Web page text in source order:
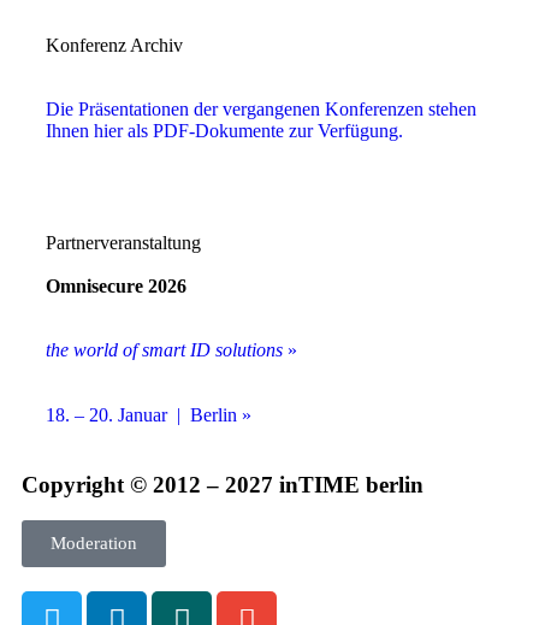
Konferenz Archiv
Die Präsentationen der vergangenen Konferenzen stehen
Ihnen hier als PDF-Dokumente zur Verfügung.
Partnerveranstaltung
Omnisecure 2026
the world of smart ID solutions »
18. – 20. Januar | Berlin »
Copyright © 2012 – 2027 inTIME berlin
Moderation